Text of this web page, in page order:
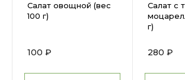
Салат овощной (вес
100 г)
100 ₽
Салат с
г)
280 ₽